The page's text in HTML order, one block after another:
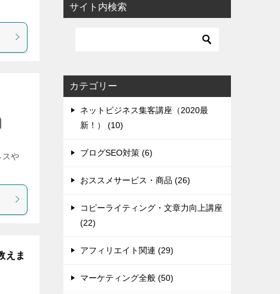
スや
えま
サイト内検索
カテゴリー
ネットビジネス集客講座（2020最
新！） (10)
ブログSEO対策 (6)
おススメサービス・商品 (26)
コピーライティング・文章力向上講座
(22)
アフィリエイト関連 (29)
マーケティング全般 (50)